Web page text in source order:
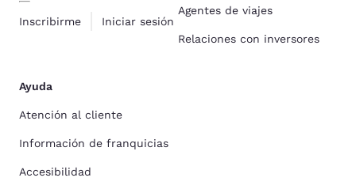
Inscribirme Iniciar sesión
Agentes de viajes
Relaciones con inversores
Ayuda
Atención al cliente
Información de franquicias
Accesibilidad